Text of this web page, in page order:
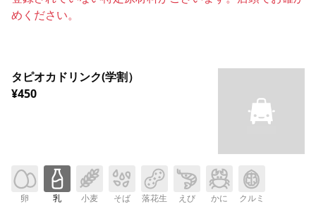
めください。
タピオカドリンク(学割）
¥450
卵 乳 小麦 そば 落花生 えび かに クルミ